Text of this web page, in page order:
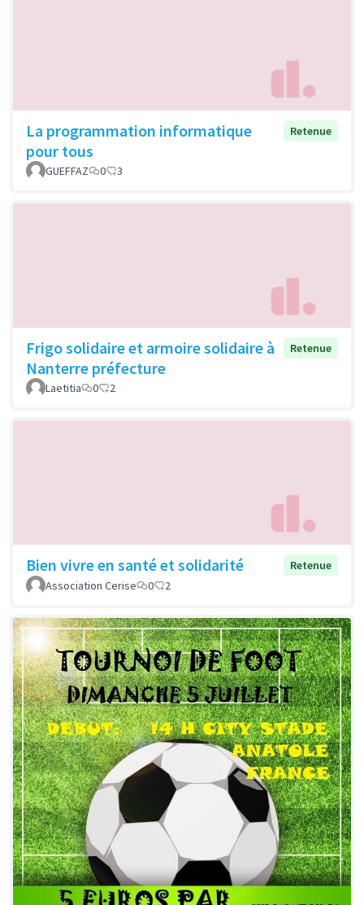
La programmation informatique
pour tous
Retenue
GUEFFAZ 0 3
Frigo solidaire et armoire solidaire à
Nanterre préfecture
Retenue
Laetitia 0 2
Bien vivre en santé et solidarité
Retenue
Association Cerise
0 2